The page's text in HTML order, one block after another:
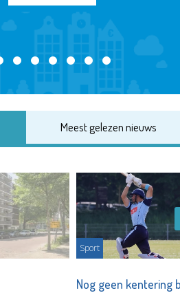
Meest gelezen nieuws
Sport
Nog geen kentering